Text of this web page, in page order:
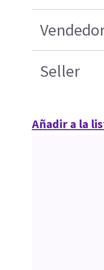
Seller
Añadir a la